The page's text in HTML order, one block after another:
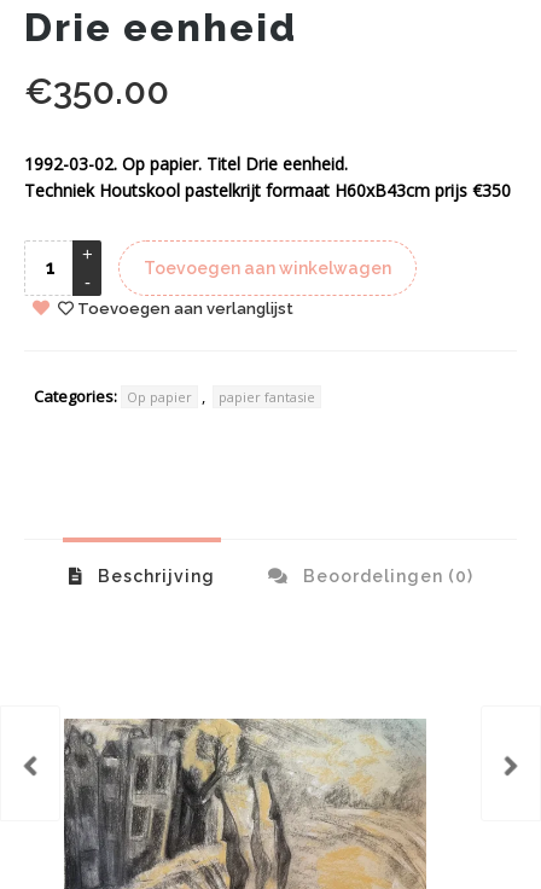
Drie eenheid
€350.00
1992-03-02. Op papier. Titel Drie eenheid.
Techniek Houtskool pastelkrijt formaat H60xB43cm prijs €350
Toevoegen aan winkelwagen
Toevoegen aan verlanglijst
Categories: Op papier , papier fantasie
Beschrijving Beoordelingen (0)